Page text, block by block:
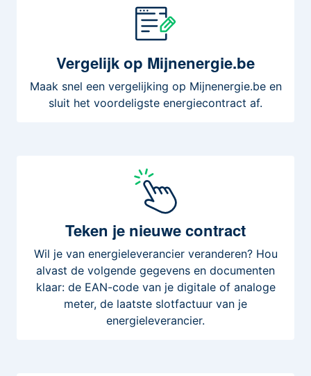
Vergelijkop Mijnenergie.be
Maak snel een vergelijking op Mijnenergie.be en
sluit het voordeligste energiecontract af.
Teken je nieuwe contract
Wil je van energieleverancier veranderen? Hou
alvast de volgende gegevens en documenten
klaar: de EAN-code van je digitale of analoge
meter, de laatste slotfactuur van je
energieleverancier.